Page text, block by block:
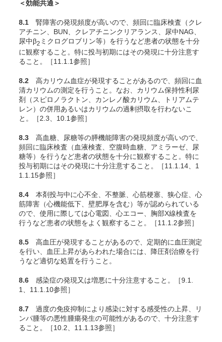
＜効能共通＞
8.1 腎障害の発現頻度が高いので、頻回に臨床検査（クレ
アチニン、BUN、クレアチニンクリアランス、尿中NAG、
尿中β2 ミクログロブリン等）を行うなど患者の状態を十分
に観察すること。特に投与初期にはその発現に十分注意す
ること。［11.1.1参照］
8.2 高カリウム血症が発現することがあるので、頻回に血
清カリウムの測定を行うこと。なお、カリウム保持性利尿
剤（スピロノラクトン、カンレノ酸カリウム、トリアムテ
レン）の併用あるいはカリウムの過剰摂取を行わないこ
と。［2.3、10.1参照］
8.3 高血糖、尿糖等の膵機能障害の発現頻度が高いので、
頻回に臨床検査（血液検査、空腹時血糖、アミラーゼ、尿
糖等）を行うなど患者の状態を十分に観察すること。特に
投与初期にはその発現に十分注意すること。［11.1.14、1
1.1.15参照］
8.4 本剤投与中に心不全、不整脈、心筋梗塞、狭心症、心
筋障害（心機能低下、壁肥厚を含む）等が認められている
ので、使用に際しては心電図、心エコー、胸部X線検査を
行うなど患者の状態をよく観察すること。［11.1.2参照］
8.5 高血圧が発現することがあるので、定期的に血圧測定
を行い、血圧上昇があらわれた場合には、降圧剤治療を行
うなど適切な処置を行うこと。
8.6 感染症の発現又は増悪に十分注意すること。［9.1.
1、11.1.10参照］
8.7 過度の免疫抑制により感染に対する感受性の上昇、リ
ンパ腫等の悪性腫瘍発生の可能性があるので、十分注意す
ること。［10.2、11.1.13参照］